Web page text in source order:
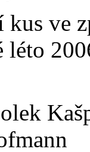
ve
léto